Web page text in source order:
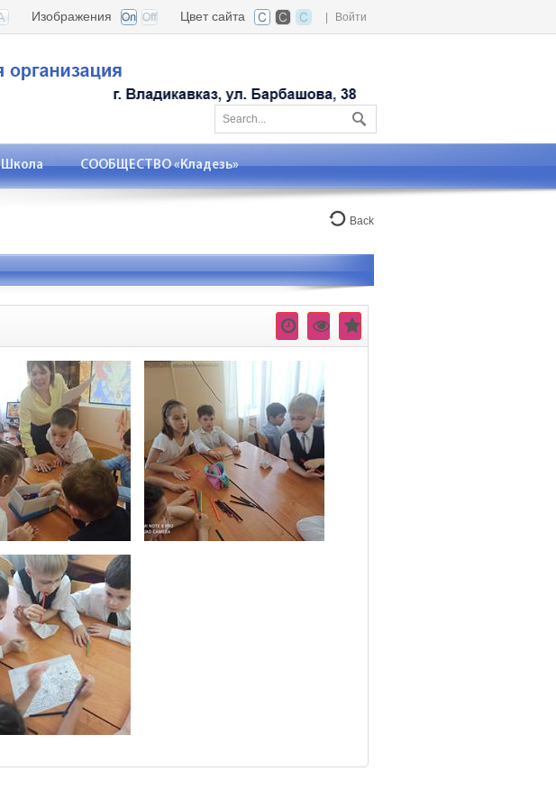
Войти
Цвет сайта
Изображения
Школа СООБЩЕСТВО «Кладезь»
Back